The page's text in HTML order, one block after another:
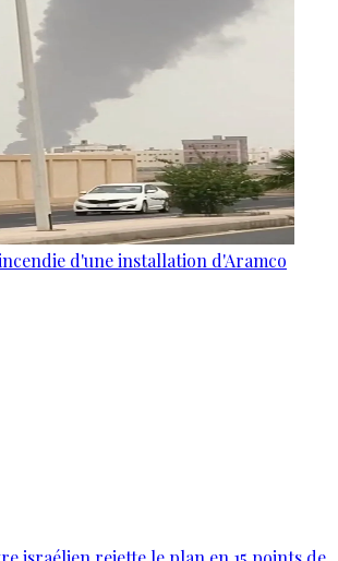
d'une installation d'Aramco